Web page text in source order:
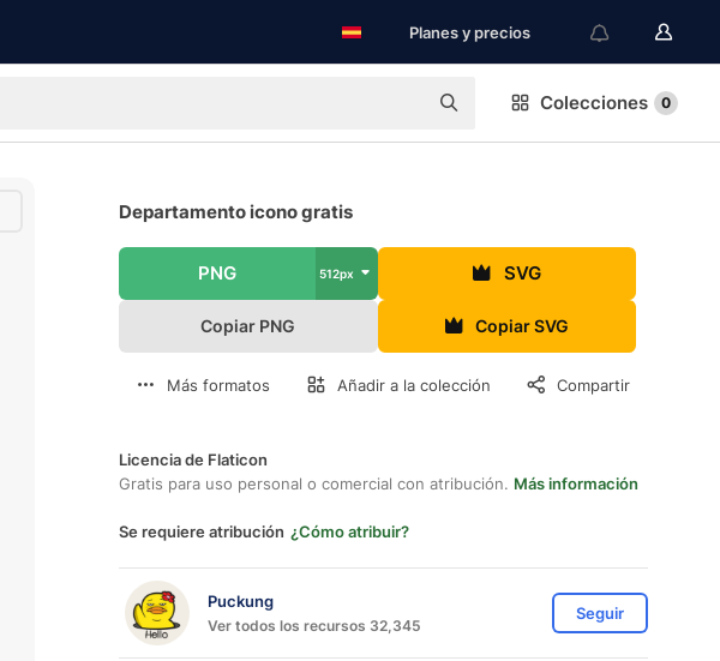
Planes y precios
Colecciones 0
Departamento icono gratis
PNG 512px SVG
Copiar PNG Copiar SVG
Más formatos Añadir a la colección Compartir
Licencia de Flaticon
Gratis para uso personal o comercial con atribución. Más información
Se requiere atribución ¿Cómo atribuir?
Puckung
Ver todos los recursos 32,345
Seguir